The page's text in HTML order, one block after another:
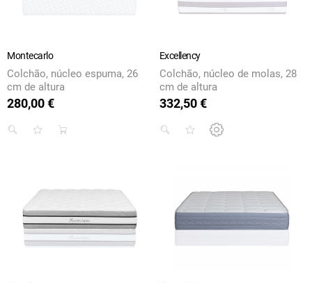
Montecarlo
Colchão, núcleo espuma, 26
cm de altura
Preço
280,00 €
Excellency
Colchão, núcleo de molas, 28
cm de altura
Preço
332,50 €